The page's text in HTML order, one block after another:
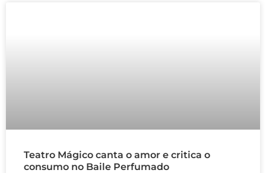
Teatro Mágico canta o amor e critica o
consumo no Baile Perfumado